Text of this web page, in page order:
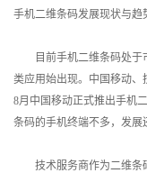
手机二维条码发展现状与趋
目前手机二维条码处于市
类应用始出现。中国移动、
8月中国移动正式推出手机
条码的手机终端不多，发展
技术服务商作为二维条码